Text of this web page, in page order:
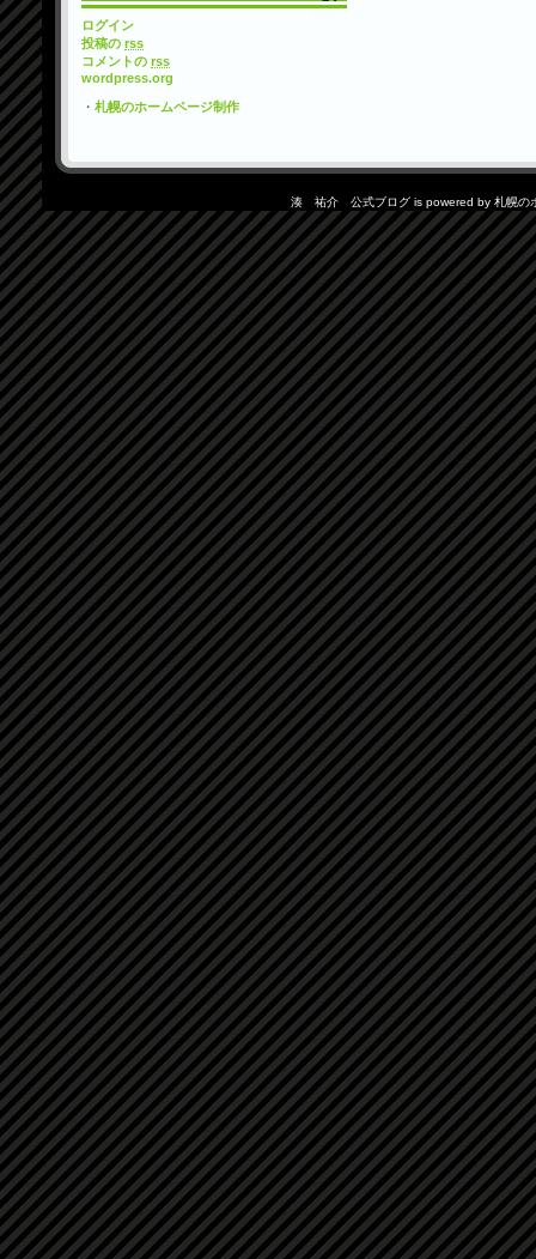
ログイン
投稿の rss
コメントの rss
wordpress.org
・ 札幌のホームページ制作
湊 祐介 公式ブログ is powered by 札幌の